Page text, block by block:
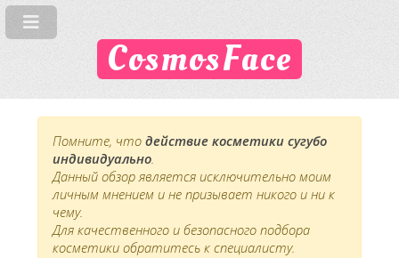
CosmosFace
Помните, что действие косметики сугубо
индивидуально.
Данный обзор является исключительно моим
личным мнением и не призывает никого и ни к
чему.
Для качественного и безопасного подбора
косметики обратитесь к специалисту.